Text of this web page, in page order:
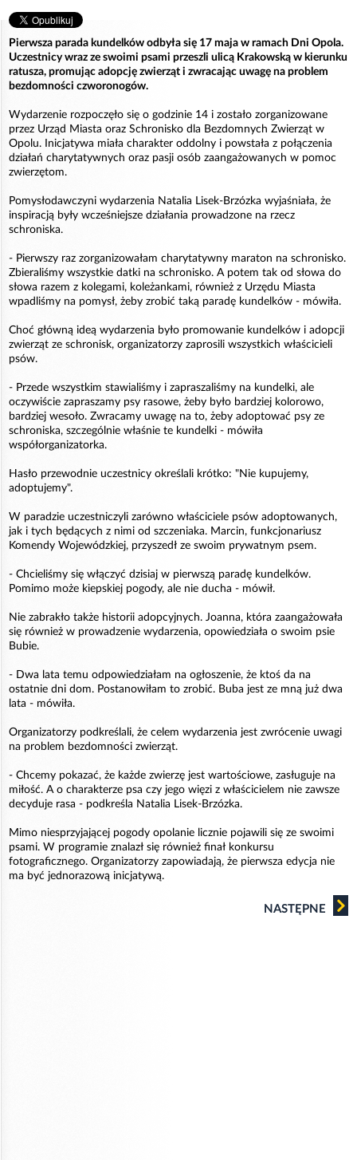
Pierwsza parada kundelków odbyła się 17 maja w ramach Dni Opola.
Uczestnicy wraz ze swoimi psami przeszli ulicą Krakowską w kierunku
ratusza, promując adopcję zwierząt i zwracając uwagę na problem
bezdomności czworonogów.
Wydarzenie rozpoczęło się o godzinie 14 i zostało zorganizowane
przez Urząd Miasta oraz Schronisko dla Bezdomnych Zwierząt w
Opolu. Inicjatywa miała charakter oddolny i powstała z połączenia
działań charytatywnych oraz pasji osób zaangażowanych w pomoc
zwierzętom.
Pomysłodawczyni wydarzenia Natalia Lisek-Brzózka wyjaśniała, że
inspiracją były wcześniejsze działania prowadzone na rzecz
schroniska.
- Pierwszy raz zorganizowałam charytatywny maraton na schronisko.
Zbieraliśmy wszystkie datki na schronisko. A potem tak od słowa do
słowa razem z kolegami, koleżankami, również z Urzędu Miasta
wpadliśmy na pomysł, żeby zrobić taką paradę kundelków - mówiła.
Choć główną ideą wydarzenia było promowanie kundelków i adopcji
zwierząt ze schronisk, organizatorzy zaprosili wszystkich właścicieli
psów.
- Przede wszystkim stawialiśmy i zapraszaliśmy na kundelki, ale
oczywiście zapraszamy psy rasowe, żeby było bardziej kolorowo,
bardziej wesoło. Zwracamy uwagę na to, żeby adoptować psy ze
schroniska, szczególnie właśnie te kundelki - mówiła
współorganizatorka.
Hasło przewodnie uczestnicy określali krótko: "Nie kupujemy,
adoptujemy".
W paradzie uczestniczyli zarówno właściciele psów adoptowanych,
jak i tych będących z nimi od szczeniaka. Marcin, funkcjonariusz
Komendy Wojewódzkiej, przyszedł ze swoim prywatnym psem.
- Chcieliśmy się włączyć dzisiaj w pierwszą paradę kundelków.
Pomimo może kiepskiej pogody, ale nie ducha - mówił.
Nie zabrakło także historii adopcyjnych. Joanna, która zaangażowała
się również w prowadzenie wydarzenia, opowiedziała o swoim psie
Bubie.
- Dwa lata temu odpowiedziałam na ogłoszenie, że ktoś da na
ostatnie dni dom. Postanowiłam to zrobić. Buba jest ze mną już dwa
lata - mówiła.
Organizatorzy podkreślali, że celem wydarzenia jest zwrócenie uwagi
na problem bezdomności zwierząt.
- Chcemy pokazać, że każde zwierzę jest wartościowe, zasługuje na
miłość. A o charakterze psa czy jego więzi z właścicielem nie zawsze
decyduje rasa - podkreśla Natalia Lisek-Brzózka.
Mimo niesprzyjającej pogody opolanie licznie pojawili się ze swoimi
psami. W programie znalazł się również finał konkursu
fotograficznego. Organizatorzy zapowiadają, że pierwsza edycja nie
ma być jednorazową inicjatywą.
NASTĘPNE